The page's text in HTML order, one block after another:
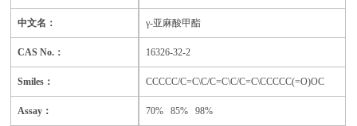
中文名： γ-亚麻酸甲酯
CAS No.： 16326-32-2
Smiles： CCCCC/C=C\C/C=C\C/C=C\CCCCC(=O)OC
Assay： 70% 85% 98%